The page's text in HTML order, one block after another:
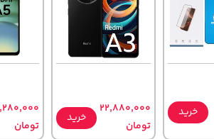
خرید
22,880,000
تومان
خرید
تومان